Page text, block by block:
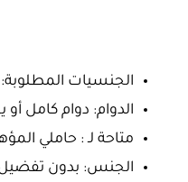
الجنسيات
الدوام: دوام كامل
متاحة لـ : حاملي
الجنس: بدون